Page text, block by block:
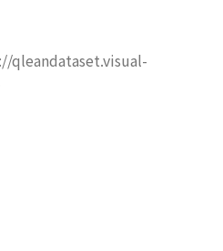
qleandataset.visual-